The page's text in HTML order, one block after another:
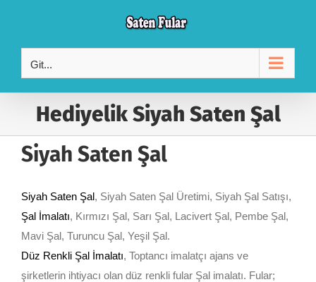
content
Git...
Hediyelik Siyah Saten Şal
Siyah Saten Şal
Siyah Saten Şal, Siyah Saten Şal Üretimi, Siyah Şal Satışı,
Şal İmalatı, Kırmızı Şal, Sarı Şal, Lacivert Şal, Pembe Şal,
Mavi Şal, Turuncu Şal, Yeşil Şal.
Düz Renkli Şal İmalatı, Toptancı imalatçı ajans ve
şirketlerin ihtiyacı olan düz renkli fular Şal imalatı. Fular;